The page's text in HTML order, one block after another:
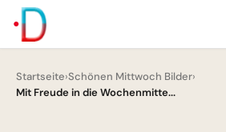
Startseite›Schönen Mittwoch Bilder›
Mit Freude in die Wochenmitte...